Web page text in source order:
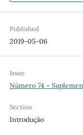
Published
2019-05-06
Issue
Número 74 -
Section
Introdução